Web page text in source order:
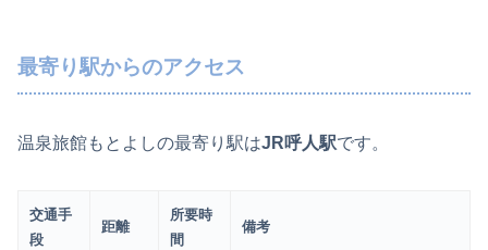
最寄り駅からのアクセス
温泉旅館もとよしの最寄り駅はJR呼人駅です。
交通手
段
距離
所要時
間
備考